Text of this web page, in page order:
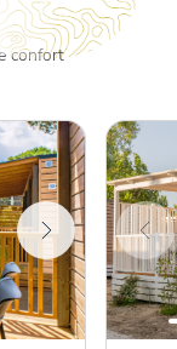
confort